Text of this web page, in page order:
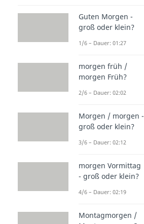
Guten Morgen -
groß oder klein?
1/6 – Dauer: 01:27
morgen früh /
morgen Früh?
2/6 – Dauer: 02:02
Morgen / morgen -
groß oder klein?
3/6 – Dauer: 02:12
morgen Vormittag
- groß oder klein?
4/6 – Dauer: 02:19
Montagmorgen /